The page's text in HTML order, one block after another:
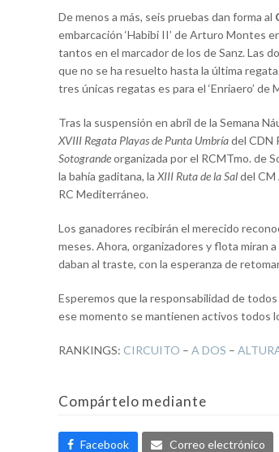
De menos a más, seis pruebas dan forma al
embarcación ‘Habibi II’ de Arturo Montes
tantos en el marcador de los de Sanz. Las
que no se ha resuelto hasta la última
tres únicas regatas es para el ‘Enriaero’
Tras la suspensión en abril de la Semana
XVIII Regata Playas de Punta Umbríadel CDN
Sotograndeorganizada por el RCMTmo. de
la bahía gaditana, la XIII Ruta de la Saldel CM
RC Mediterráneo.
Los ganadores recibirán el merecido
meses. Ahora, organizadores y flota miran
daban al traste, con la esperanza de
Esperemos que la responsabilidad de
ese momento se mantienen activos todos
RANKINGS: CIRCUITO – A DOS –
Compártelo mediante
Facebook Correo electrónico